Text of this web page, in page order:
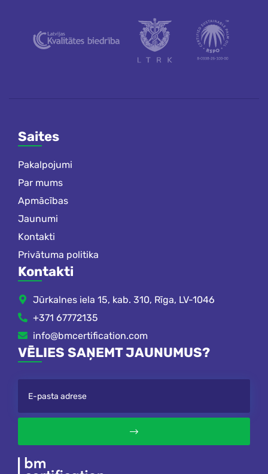
Saites
Pakalpojumi
Par mums
Apmācības
Jaunumi
Kontakti
Privātuma politika
Kontakti
Jūrkalnes iela 15, kab. 310, Rīga, LV-1046
+371 67772135
info@bmcertification.com
VĒLIES SAŅEMT JAUNUMUS?